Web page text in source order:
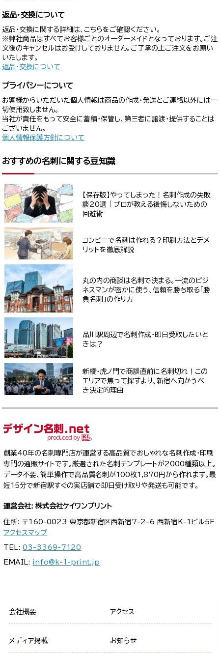
返品・交換について
返品・交換に関する詳細は、こちらをご確認ください。
※弊社商品はすべてお客様ごとのオーダーメイドとなっております。ご注
文後のキャンセルはお受けしておりません。ご了承の上ご注文をお願い
いたします。
返品・交換について
プライバシーについて
お客様からいただいた個人情報は商品の作成・発送とご連絡以外には一
切使用致しません。
当社が責任をもって安全に蓄積・保管し、第三者に譲渡・提供することは
ございません。
個人情報保護方針について
おすすめの名刺に関する豆知識
【保存版】やってしまった！名刺作成の失敗
談20選｜プロが教える後悔しないための
回避術
コンビニで名刺は作れる？印刷方法とデメ
リットを徹底解説
丸の内の商談は名刺で決まる。一流のビジ
ネスマンが密かに使う、信頼を勝ち取る「勝
負名刺」の作り方
品川駅周辺で名刺作成・即日受取したいと
きは？
新橋・虎ノ門で商談直前に名刺切れ！この
エリアで焦って探すより、新宿へ向かうべ
き決定的理由
創業40年の名刺専門店が運営する高品質でおしゃれな名刺作成・印刷
専門の通販サイトです。厳選された名刺テンプレートが2000種類以上。
データ不要、簡単操作で高品質名刺が100枚1,870円から作れます。最
短15分で新宿駅すぐの実店舗で即日受け取りや発送も可能です。
運営会社: 株式会社ケイワンプリント
住所: 〒160-0023 東京都新宿区西新宿7-2-6 西新宿K-1ビル5F
アクセスマップ
TEL:03-3369-7120
EMAIL: info@k-1-print.jp
会社概要 アクセス
メディア掲載 お知らせ